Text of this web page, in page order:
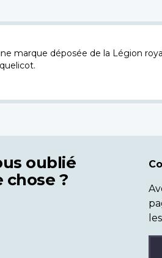
marque déposée de la Légion
oublié
chose ?